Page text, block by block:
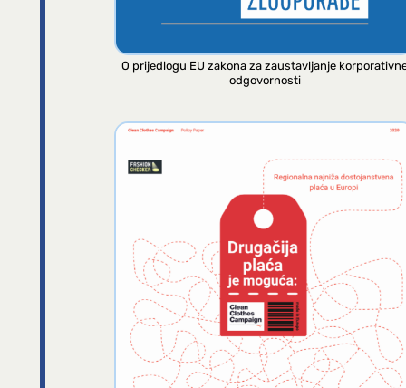
O prijedlogu EU zakona za zaustavljanje
odgovornosti